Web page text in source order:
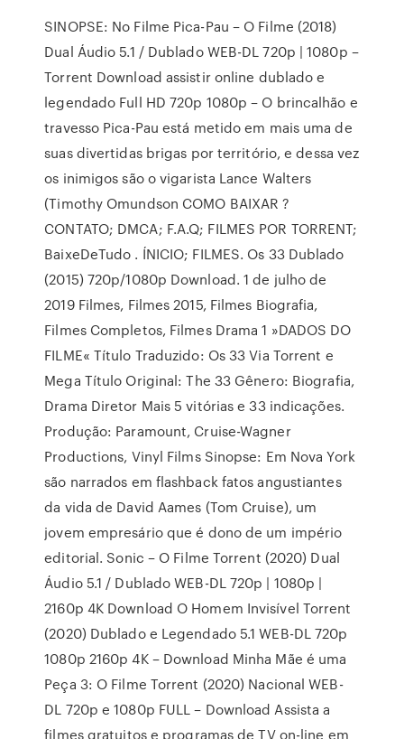
SINOPSE: No Filme Pica-Pau – O Filme (2018)
Dual Áudio 5.1 / Dublado WEB-DL 720p | 1080p –
Torrent Download assistir online dublado e
legendado Full HD 720p 1080p – O brincalhão e
travesso Pica-Pau está metido em mais uma de
suas divertidas brigas por território, e dessa vez
os inimigos são o vigarista Lance Walters
(Timothy Omundson COMO BAIXAR ?
CONTATO; DMCA; F.A.Q; FILMES POR TORRENT;
BaixeDeTudo . ÍNICIO; FILMES. Os 33 Dublado
(2015) 720p/1080p Download. 1 de julho de
2019 Filmes, Filmes 2015, Filmes Biografia,
Filmes Completos, Filmes Drama 1 »DADOS DO
FILME« Título Traduzido: Os 33 Via Torrent e
Mega Título Original: The 33 Gênero: Biografia,
Drama Diretor Mais 5 vitórias e 33 indicações.
Produção: Paramount, Cruise-Wagner
Productions, Vinyl Films Sinopse: Em Nova York
são narrados em flashback fatos angustiantes
da vida de David Aames (Tom Cruise), um
jovem empresário que é dono de um império
editorial. Sonic – O Filme Torrent (2020) Dual
Áudio 5.1 / Dublado WEB-DL 720p | 1080p |
2160p 4K Download O Homem Invisível Torrent
(2020) Dublado e Legendado 5.1 WEB-DL 720p
1080p 2160p 4K – Download Minha Mãe é uma
Peça 3: O Filme Torrent (2020) Nacional WEB-
DL 720p e 1080p FULL – Download Assista a
filmes gratuitos e programas de TV on-line em